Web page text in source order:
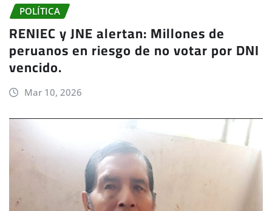
POLÍTICA
RENIEC y JNE alertan: Millones de
peruanos en riesgo de no votar por DNI
vencido.
Mar 10, 2026